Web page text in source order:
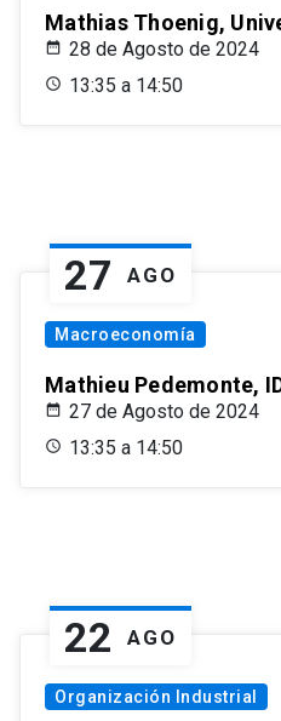
Mathias Thoenig,
28 de Agosto de 2024
13:35 a 14:50
27 AGO
Macroeconomía
Mathieu Pedemonte,
27 de Agosto de 2024
13:35 a 14:50
22 AGO
Organización Industrial